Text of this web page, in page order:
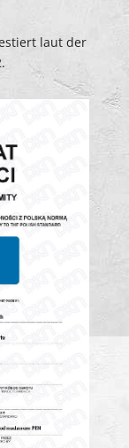
laut der